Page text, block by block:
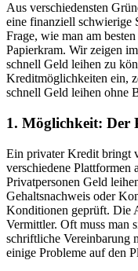
Aus verschiedensten
eine finanziell schwierige
Frage, wie man am
Papierkram. Wir zeigen
schnell Geld leihen zu
Kreditmöglichkeiten ein,
schnell Geld leihen ohne
1. Möglichkeit: Der
Ein privater Kredit bringt
verschiedene Plattformen
Privatpersonen Geld
Gehaltsnachweis oder
Konditionen geprüft. Die
Vermittler. Oft muss man
schriftliche Vereinbarung
einige Probleme auf den